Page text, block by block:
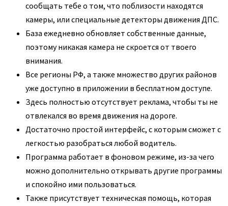
сообщать тебе о том, что поблизости находятся
камеры, или специальные детекторы движения ДПС.
База ежедневно обновляет собственные данные,
поэтому никакая камера не скроется от твоего
внимания.
Все регионы РФ, а также множество других районов
уже доступно в приложении в бесплатном доступе.
Здесь полностью отсутствует реклама, чтобы ты не
отвлекался во время движения на дороге.
Достаточно простой интерфейс, с которым сможет с
легкостью разобраться любой водитель.
Программа работает в фоновом режиме, из-за чего
можно дополнительно открывать другие программы
и спокойно ими пользоваться.
Также присутствует техническая помощь, которая